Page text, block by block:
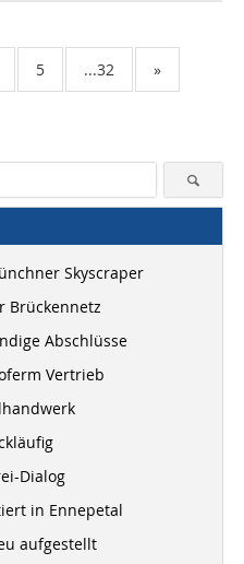
5 ...32 »
Skyscraper
Brückennetz
Abschlüsse
Vertrieb
Dialog
in Ennepetal
aufgestellt